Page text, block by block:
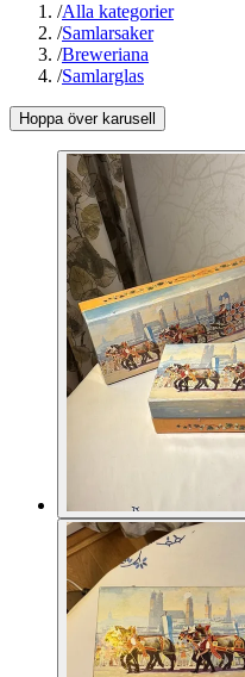
/Alla kategorier
/Samlarsaker
/Breweriana
/Samlarglas
Hoppa över karusell